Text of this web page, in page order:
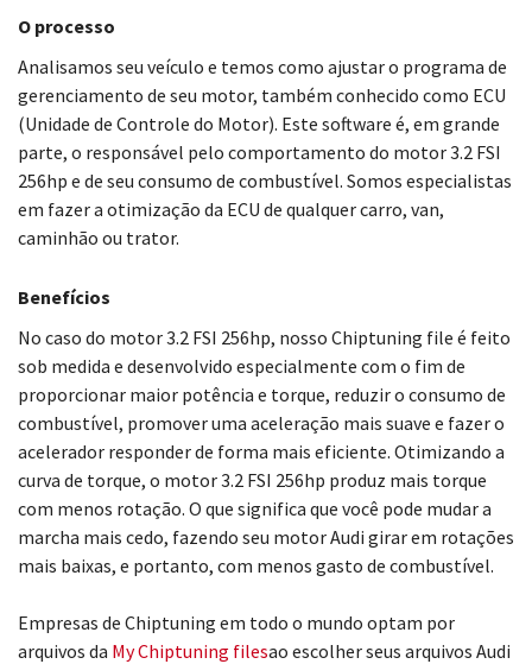
O processo
Analisamos seu veículo e temos como ajustar o programa de
gerenciamento de seu motor, também conhecido como ECU
(Unidade de Controle do Motor). Este software é, em grande
parte, o responsável pelo comportamento do motor 3.2 FSI
256hp e de seu consumo de combustível. Somos especialistas
em fazer a otimização da ECU de qualquer carro, van,
caminhão ou trator.
Benefícios
No caso do motor 3.2 FSI 256hp, nosso Chiptuning file é feito
sob medida e desenvolvido especialmente com o fim de
proporcionar maior potência e torque, reduzir o consumo de
combustível, promover uma aceleração mais suave e fazer o
acelerador responder de forma mais eficiente. Otimizando a
curva de torque, o motor 3.2 FSI 256hp produz mais torque
com menos rotação. O que significa que você pode mudar a
marcha mais cedo, fazendo seu motor Audi girar em rotações
mais baixas, e portanto, com menos gasto de combustível.
Empresas de Chiptuning em todo o mundo optam por
arquivos da My Chiptuning filesao escolher seus arquivos Audi